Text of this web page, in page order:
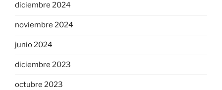
diciembre 2024
noviembre 2024
junio 2024
diciembre 2023
octubre 2023